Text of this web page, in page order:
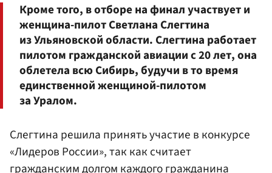
Кроме того, в отборе на финал участвует и
женщина-пилот Светлана Слегтина
из Ульяновской области. Слегтина работает
пилотом гражданской авиации с 20 лет, она
облетела всю Сибирь, будучи в то время
единственной женщиной-пилотом
за Уралом.
Слегтина решила принять участие в конкурсе
«Лидеров России», так как считает
гражданским долгом каждого гражданина